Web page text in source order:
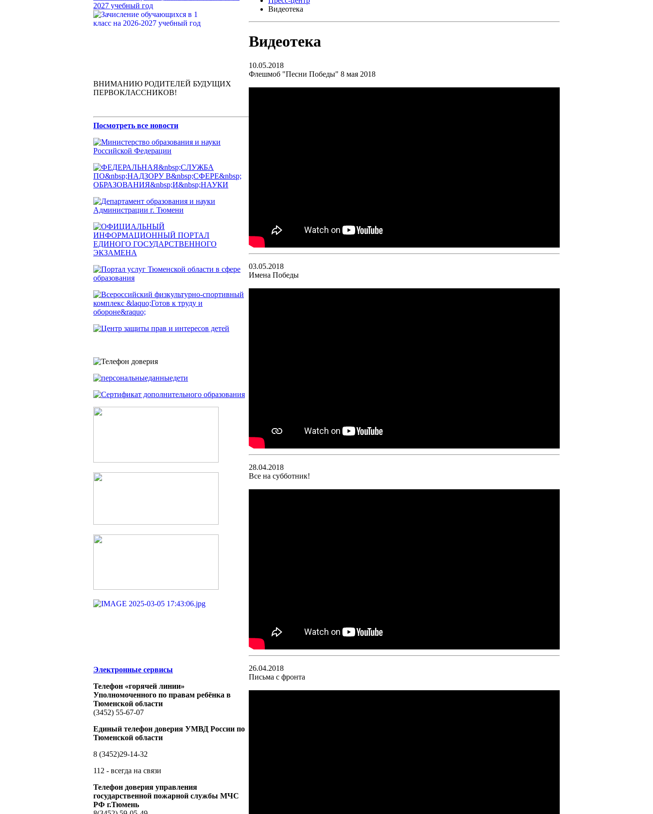
2027 учебный год
ВНИМАНИЮ РОДИТЕЛЕЙ БУДУЩИХ
ПЕРВОКЛАССНИКОВ!
Посмотреть все новости
Электронные сервисы
Телефон «горячей линии»
Уполномоченного по правам ребёнка в
Тюменской области
(3452) 55-67-07
Единый телефон доверия УМВД России по
Тюменской области
8 (3452)29-14-32
112 - всегда на связи
Телефон доверия управления
государственной пожарной службы МЧС
РФ г.Тюмень
Видеотека
Видеотека
10.05.2018
Флешмоб "Песни Победы" 8 мая 2018
03.05.2018
Имена Победы
28.04.2018
Все на субботник!
26.04.2018
Письма с фронта